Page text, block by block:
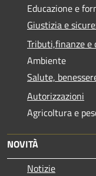
Educazione e
Giustizia e
Tributi,finanze e
Ambiente
Salute,
Autorizzazioni
Agricoltura e
NOVITÀ
Notizie